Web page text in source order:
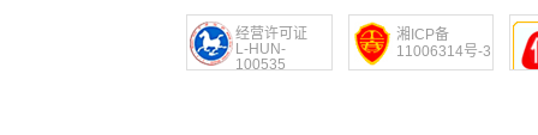
经营许可证
L-HUN-
100535
湘ICP备
11006314号-3